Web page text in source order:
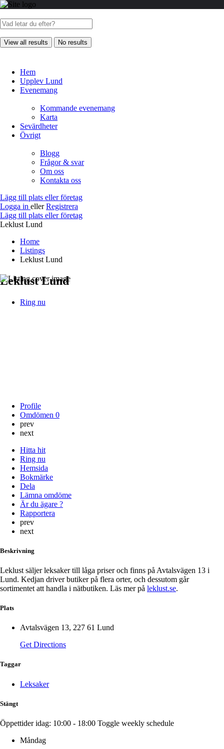
View all results No results
Hem
Upplev Lund
Evenemang
Kommande evenemang
Karta
Sevärdheter
Övrigt
Blogg
Frågor & svar
Om oss
Kontakta oss
Lägg till plats eller företag
Logga in eller Registrera
Lägg till plats eller företag
Leklust Lund
Home
Listings
Leklust Lund
Leklust Lund
Ring nu
Profile
Omdömen 0
prev
next
Hitta hit
Ring nu
Hemsida
Bokmärke
Dela
Lämna omdöme
Är du ägare ?
Rapportera
prev
next
Beskrivning
Leklust säljer leksaker till låga priser och finns på Avtalsvägen 13 i
Lund. Kedjan driver butiker på flera orter, och dessutom går
sortimentet att handla i nätbutiken. Läs mer på leklust.se.
Plats
Avtalsvägen 13, 227 61 Lund
Get Directions
Taggar
Leksaker
Stängt
Öppettider idag: 10:00 - 18:00 Toggle weekly schedule
Måndag